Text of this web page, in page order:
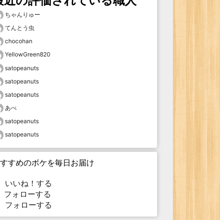
ちゃんりゅー
てんとう虫
chocohan
YellowGreen820
satopeanuts
satopeanuts
satopeanuts
あべ
satopeanuts
satopeanuts
すめのボケを毎日お届け
いいね！する
ォローする
フォローする